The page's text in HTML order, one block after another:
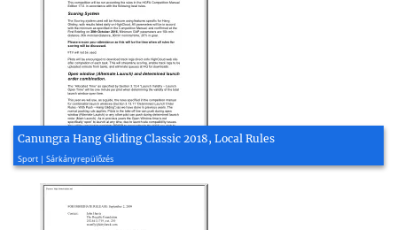
Canungra Hang Gliding Classic 2018, Local Rules
Sport | Sárkányrepülőzés
2018, 4 oldal